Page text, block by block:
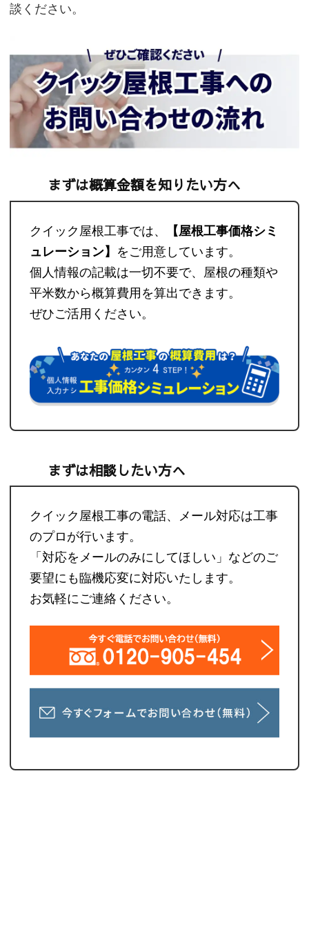
談ください。
まずは概算金額を知りたい方へ
クイック屋根工事では、
【屋根工事価格シミ
ュレーション】 をご用意しています。
個人情報の記載は一切不要で、屋根の種類や
平米数から概算費用を算出できます。
ぜひご活用ください。
まずは相談したい方へ
クイック屋根工事の電話、メール対応は工事
のプロが行います。
「対応をメールのみにしてほしい」などのご
要望にも臨機応変に対応いたします。
お気軽にご連絡ください。